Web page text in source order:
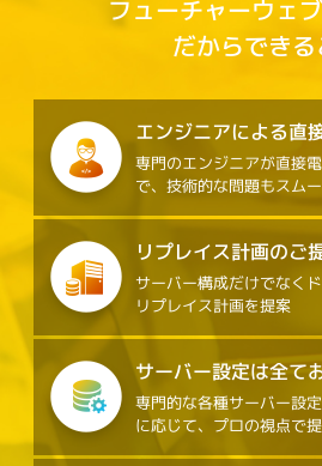
フューチャーウェ
だからできる
エンジニアによる直
専門のエンジニアが直接
で、技術的な問題もスム
リプレイス計画のご
サーバー構成だけでなく
リプレイス計画を提案
サーバー設定は全て
専門的な各種サーバー設
に応じて、プロの視点で